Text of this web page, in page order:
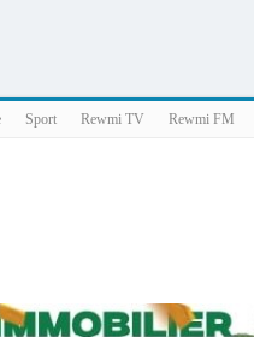
Sport Rewmi TV Rewmi FM